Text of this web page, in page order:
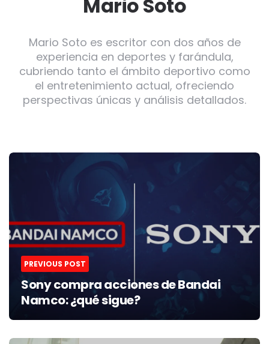
Mario Soto
Mario Soto es escritor con dos años de
experiencia en deportes y farándula,
cubriendo tanto el ámbito deportivo como
el entretenimiento actual, ofreciendo
perspectivas únicas y análisis detallados.
Post
PREVIOUS POST
Sony compra acciones de Bandai
Namco: ¿qué sigue?